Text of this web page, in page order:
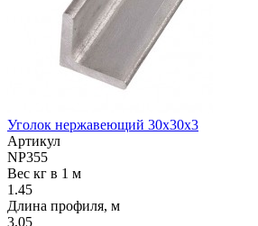
Уголок нержавеющий 30х30х3
Артикул
NP355
Вес кг в 1 м
1.45
Длина профиля, м
3.05